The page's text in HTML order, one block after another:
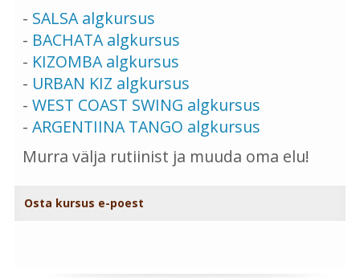
- SALSA algkursus
- BACHATA algkursus
- KIZOMBA algkursus
- URBAN KIZ algkursus
- WEST COAST SWING algkursus
- ARGENTIINA TANGO algkursus
Murra välja rutiinist ja muuda oma elu!
Osta kursus e-poest